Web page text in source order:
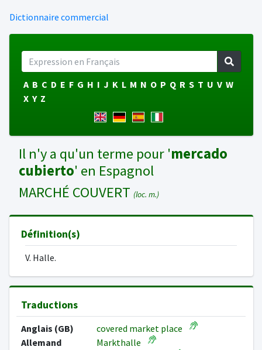
Dictionnaire commercial
A B C D E F G H I J K L M N O P Q R S T U V W
X Y Z
Il n'y a qu'un terme pour 'mercado
cubierto' en Espagnol
MARCHÉ COUVERT (loc. m.)
Définition(s)
V. Halle.
Traductions
Anglais (GB)
covered market place
Allemand
Markthalle